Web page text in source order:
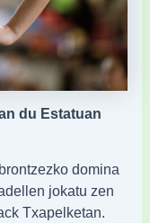
du Estatuan
domina
jokatu zen
Txapelketan.